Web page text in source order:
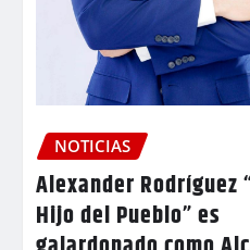
NOTICIAS
Alexander Rodríguez
Hijo del Pueblo” es